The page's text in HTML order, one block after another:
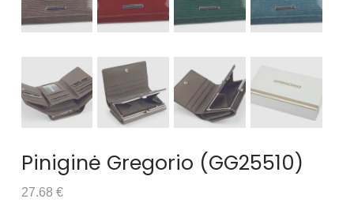
Piniginė Gregorio (GG25510)
27.68 €